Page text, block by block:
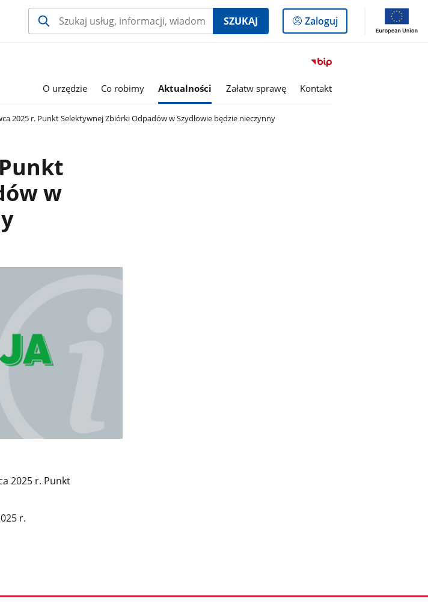
SZUKAJ
Logowanie
do
Zaloguj
Przejdź
serwisu
O urzędzie Co robimy Aktualności Załatw sprawę Kontakt
2025 r. Punkt Selektywnej Zbiórki Odpadów w Szydłowie będzie nieczynny
w
2025 r. Punkt
r.